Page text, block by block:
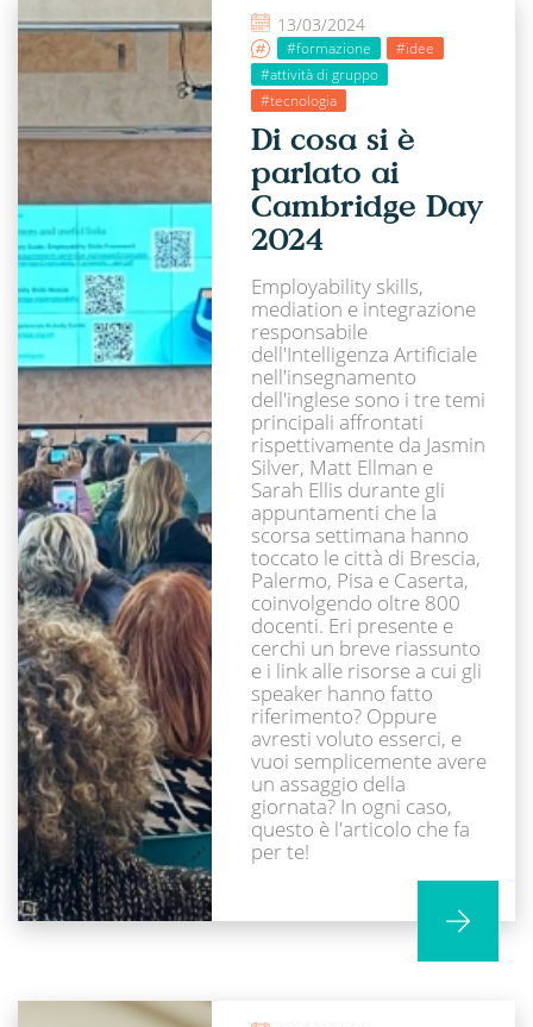
13/03/2024
#formazione
#idee
#attività di gruppo
#tecnologia
Di cosa si è
parlato ai
Cambridge Day
2024
Employability skills,
mediation e integrazione
responsabile
dell'Intelligenza Artificiale
nell'insegnamento
dell'inglese sono i tre temi
principali affrontati
rispettivamente da Jasmin
Silver, Matt Ellman e
Sarah Ellis durante gli
appuntamenti che la
scorsa settimana hanno
toccato le città di Brescia,
Palermo, Pisa e Caserta,
coinvolgendo oltre 800
docenti. Eri presente e
cerchi un breve riassunto
e i link alle risorse a cui gli
speaker hanno fatto
riferimento? Oppure
avresti voluto esserci, e
vuoi semplicemente avere
un assaggio della
giornata? In ogni caso,
questo è l'articolo che fa
per te!